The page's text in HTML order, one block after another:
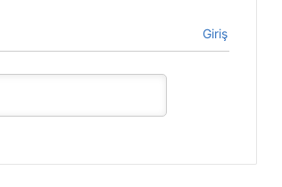
Giriş